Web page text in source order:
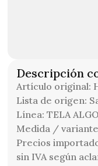
Descripción
Artículo original:
Lista de origen:
Línea: TELA
Medida /
Precios
sin IVA según